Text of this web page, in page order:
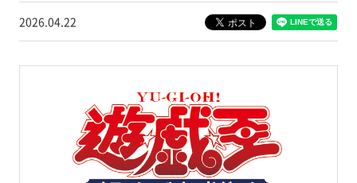
2026.04.22